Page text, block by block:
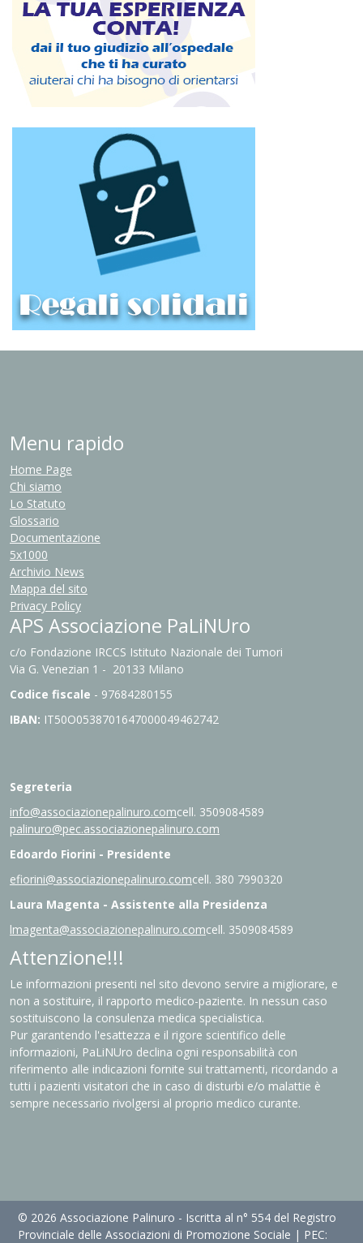
Menu rapido
Home Page
Chi siamo
Lo Statuto
Glossario
Documentazione
5x1000
Archivio News
Mappa del sito
Privacy Policy
APS Associazione PaLiNUro
c/o Fondazione IRCCS Istituto Nazionale dei Tumori
Via G. Venezian 1 - 20133 Milano
Codice fiscale - 97684280155
IBAN: IT50O0538701647000049462742
Segreteria
info@associazionepalinuro.comcell. 3509084589
palinuro@pec.associazionepalinuro.com
Edoardo Fiorini - Presidente
efiorini@associazionepalinuro.comcell. 380 7990320
Laura Magenta - Assistente alla Presidenza
lmagenta@associazionepalinuro.comcell. 3509084589
Attenzione!!!
Le informazioni presenti nel sito devono servire a migliorare, e
non a sostituire, il rapporto medico-paziente. In nessun caso
sostituiscono la consulenza medica specialistica.
Pur garantendo l'esattezza e il rigore scientifico delle
informazioni, PaLiNUro declina ogni responsabilità con
riferimento alle indicazioni fornite sui trattamenti, ricordando a
tutti i pazienti visitatori che in caso di disturbi e/o malattie è
sempre necessario rivolgersi al proprio medico curante.
© 2026 Associazione Palinuro - Iscritta al n° 554 del Registro
Provinciale delle Associazioni di Promozione Sociale | PEC: